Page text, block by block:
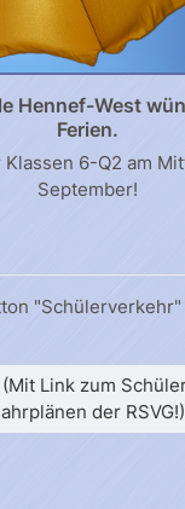
Hennef-West
Ferien.
6-Q2 am
September!
Link zum
der RSVG!)